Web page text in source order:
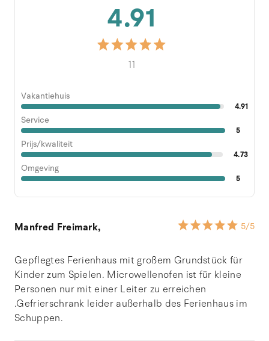
4.91
11
Vakantiehuis
4.91
Service
5
Prijs/kwaliteit
4.73
Omgeving
5
Manfred Freimark, 5/5
Gepflegtes Ferienhaus mit großem Grundstück für
Kinder zum Spielen. Microwellenofen ist für kleine
Personen nur mit einer Leiter zu erreichen
.Gefrierschrank leider außerhalb des Ferienhaus im
Schuppen.